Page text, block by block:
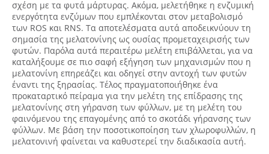
σχέση με τα φυτά μάρτυρας. Ακόμα, μελετήθηκε η ενζυμική
ενεργότητα ενζύμων που εμπλέκονται στον μεταβολισμό
των ROS και RNS. Τα αποτελέσματα αυτά αποδεικνύουν τη
σημασία της μελατονίνης ως ουσίας προμεταχειρισής των
φυτών. Παρόλα αυτά περαιτέρω μελέτη επιβάλλεται, για να
καταλήξουμε σε πιο σαφή εξήγηση των μηχανισμών που η
μελατονίνη επηρεάζει και οδηγεί στην αντοχή των φυτών
έναντι της ξηρασίας. Τέλος πραγματοποιήθηκε ένα
προκαταρτικό πείραμα για την μελέτη της επίδρασης της
μελατονίνης στη γήρανση των φύλλων, με τη μελέτη του
φαινόμενου της επαγομένης από το σκοτάδι γήρανσης των
φύλλων. Με βάση την ποσοτικοποίηση των χλωροφυλλών, η
μελατονινή φαίνεται να καθυστερεί την διαδικασία αυτή.